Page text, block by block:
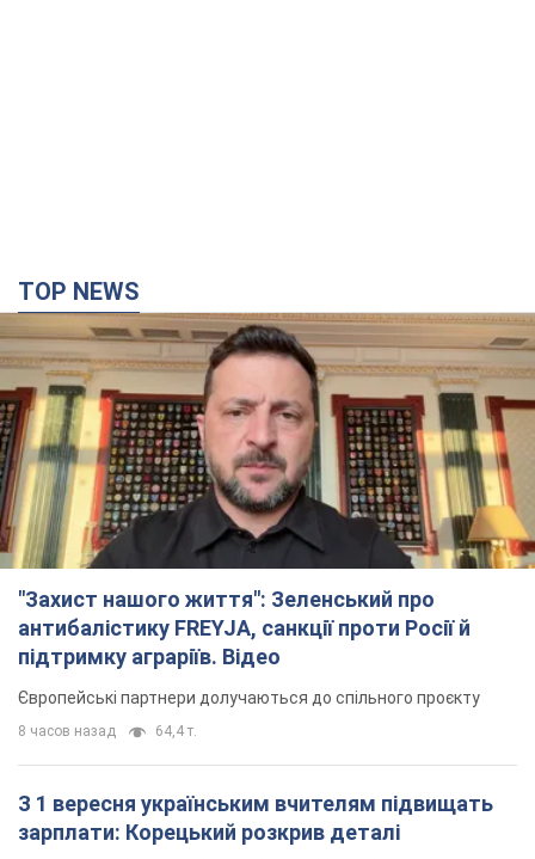
TOP NEWS
"Захист нашого життя": Зеленський про
антибалістику FREYJA, санкції проти Росії й
підтримку аграріїв. Відео
Європейські партнери долучаються до спільного проєкту
8 часов назад 64,4 т.
З 1 вересня українським вчителям підвищать
зарплати: Корецький розкрив деталі